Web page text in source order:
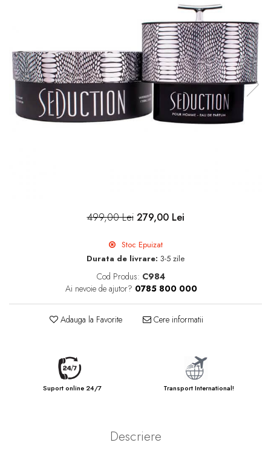
499,00 Lei 279,00 Lei
Stoc Epuizat
Durata de livrare: 3-5 zile
Cod Produs: C984
Ai nevoie de ajutor? 0785 800 000
Adauga la Favorite Cere informatii
Suport online 24/7 Transport International!
Descriere